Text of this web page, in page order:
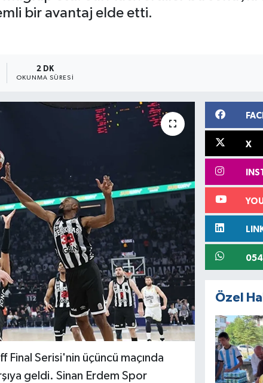
bir avantaj elde etti.
2 DK
OKUNMA SÜRESI
Serisi'nin üçüncü maçında
geldi. Sinan Erdem Spor
X
Özel